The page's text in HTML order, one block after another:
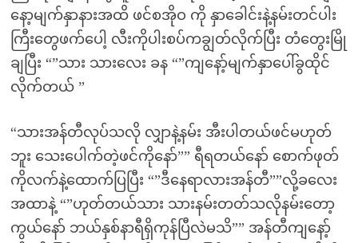
နော့မျက်နှာနားအထိ ဖင်စအိုဝ ကို နှာခေါင်းနဲ့နမ်းတင်ပါး
ကြီးတွေဖက်ပေါ့ လီးကိုပါးစပ်ကချွတ်လိုက်ပြီး တံတွေးမြို
ချပြီး “”သား သားလေး ခန “”ကျနော့်မျက်နှာပေါ်ခွထိုင်
လိုက်တယ် ”
“သားအန်တီလုပ်သလို လျှာနဲ့နမ်း အီးပါတယ်ဖင်မဟုတ်
ဘူး သေးပေါက်တဲ့ဖင်ကိုနော်”” ရီရတယ်နော် စောက်ဖုတ်
ကိုလက်နဲ့ထောက်ပြပြီး “”ဒီနေရာလားအန်တီ””လို့ခလေး
အထာနဲ့ “”ဟုတ်တယ်သား သားနမ်းတတ်သလိုနမ်းတော့
ကွယ်နော် ဘယ်နှစ်နာရီရှိကုန်ပြီလဲမသိ”” အန်တီကျနော့်